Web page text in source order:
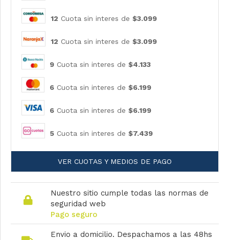
12 Cuota sin interes de $3.099
12 Cuota sin interes de $3.099
9 Cuota sin interes de $4.133
6 Cuota sin interes de$6.199
6 Cuota sin interes de$6.199
5Cuota sin interes de $7.439
VER CUOTAS Y MEDIOS DE PAGO
Nuestro sitio cumple todas las normas de
seguridad web
Pago seguro
Envio a domicilio. Despachamos a las 48hs